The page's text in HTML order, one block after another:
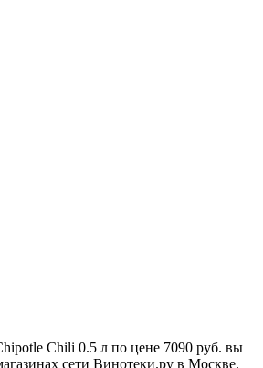
Chili 0.5 л по цене 7090 руб. вы
сети Винотеки.ру в Москве.